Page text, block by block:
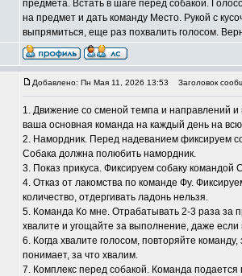
предмета. Встать в шаге перед собакой.
на предмет и дать команду Место. Рукой с
выпрямиться, еще раз похвалить голосом.
Добавлено: Пн Мая 11, 2026 13:53 Заголовок
1. Движение со сменой темпа и направлений
ваша основная команда на каждый день на
2. Намордник. Перед надеванием фиксируем
Собака должна полюбить намордник.
3. Показ прикуса. Фиксируем собаку
4. Отказ от лакомства по команде Фу.
количество, отдергивать ладонь нельзя.
5. Команда Ко мне. Отрабатывать 2-3 раза за
хвалите и угощайте за выполнение, даже
6. Когда хвалите голосом, повторяйте
понимает, за что хвалим.
7. Комплекс перед собакой. Команда